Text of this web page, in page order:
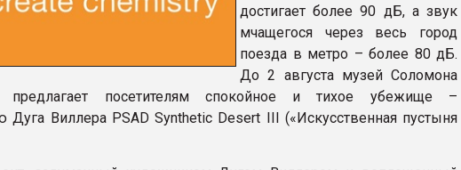
достигает более 90 дБ, а звук
мчащегося через весь город
поезда в метро – более 80 дБ.
До 2 августа музей Соломона
предлагает посетителям спокойное и тихое убежище –
Дуга Виллера PSAD Synthetic Desert III («Искусственная пустыня